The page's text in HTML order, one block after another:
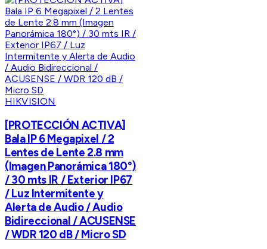
HIKVISION
[PROTECCIÓN ACTIVA]
Bala IP 6 Megapixel / 2
Lentes de Lente 2.8 mm
(Imagen Panorámica 180°)
/ 30 mts IR / Exterior IP67
/ Luz Intermitente y
Alerta de Audio / Audio
Bidireccional / ACUSENSE
/ WDR 120 dB / Micro SD